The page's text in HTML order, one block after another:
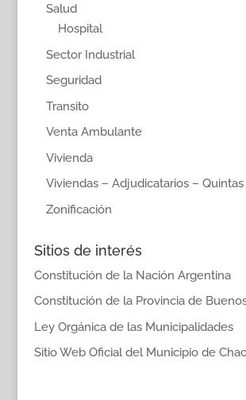
Salud
Hospital
Sector Industrial
Seguridad
Transito
Venta Ambulante
Vivienda
Viviendas – Adjudicatarios – Quintas
Zonificación
Sitios de interés
Constitución de la Nación Argentina
Constitución de la Provincia de
Ley Orgánica de las Municipalidades
Sitio Web Oficial del Municipio de